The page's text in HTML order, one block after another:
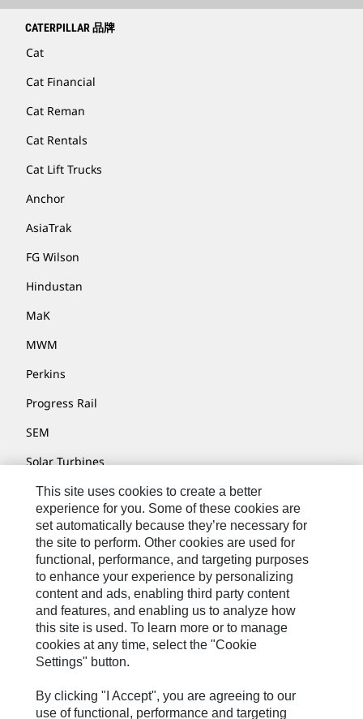
CATERPILLAR 品牌
Cat
Cat Financial
Cat Reman
Cat Rentals
Cat Lift Trucks
Anchor
AsiaTrak
FG Wilson
Hindustan
MaK
MWM
Perkins
Progress Rail
SEM
Solar Turbines
SPM Oil & Gas
Turner Powertrain Systems
联系我们
网站地图
Cookie Settings
法律声明
隐私条款
Cat.com
This site uses cookies to create a better
experience for you. Some of these cookies are
set automatically because they’re necessary for
the site to perform. Other cookies are used for
functional, performance, and targeting purposes
to enhance your experience by personalizing
content and ads, enabling third party content
and features, and enabling us to analyze how
this site is used. To learn more or to manage
cookies at any time, select the "Cookie
Settings" button.
By clicking "I Accept", you are agreeing to our
use of functional, performance and targeting